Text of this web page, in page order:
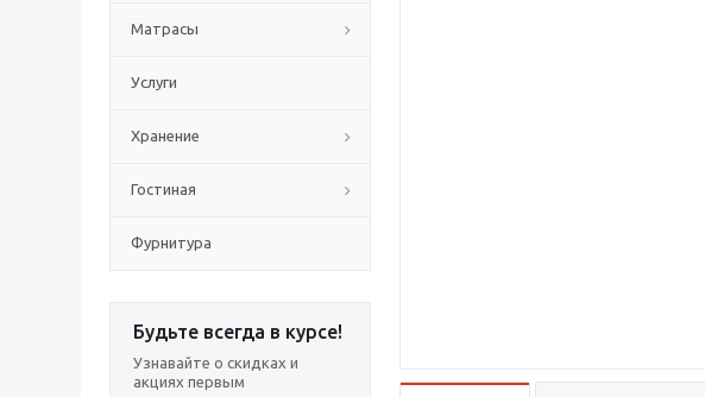
Матрасы
Услуги
Хранение
Гостиная
Фурнитура
Будьте всегда в курсе!
Узнавайте о скидках и
акциях первым